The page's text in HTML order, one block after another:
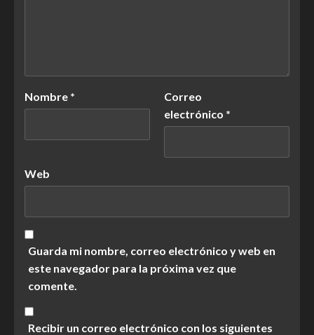
Nombre *
Correo
electrónico *
Web
Guarda mi nombre, correo electrónico y web en
este navegador para la próxima vez que
comente.
Recibir un correo electrónico con los siguientes